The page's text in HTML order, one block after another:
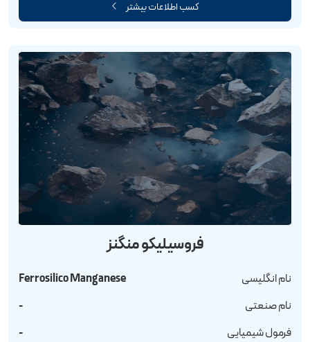
کسب اطلاعات بیشتر
فروسیلیکو منگنز
نام انگلیسی
Ferrosilico Manganese
نام صنعتی
-
فرمول شیمیایی
-